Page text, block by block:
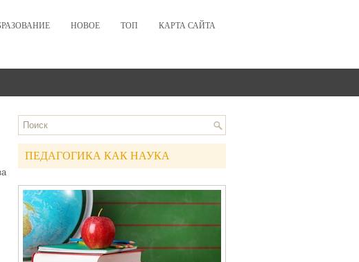
НОВОЕ ТОП КАРТА САЙТА
ПЕДАГОГИКА КАК НАУКА